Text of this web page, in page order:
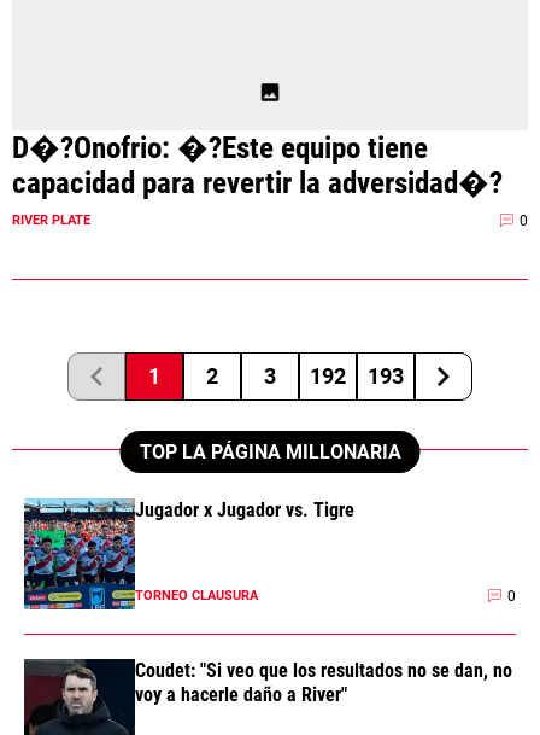
D�?Onofrio: �?Este equipo tiene
capacidad para revertir la adversidad�?
RIVER PLATE 0
1 2 3 192 193
TOP LA PÁGINA MILLONARIA
Jugador x Jugador vs. Tigre
TORNEO CLAUSURA 0
Coudet: "Si veo que los resultados no se dan, no
voy a hacerle daño a River"